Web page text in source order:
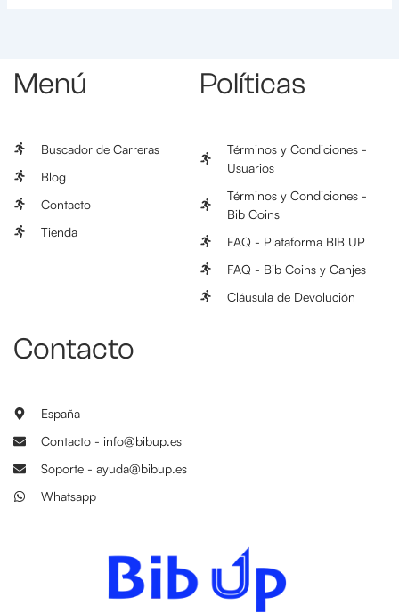
Menú
Buscador de Carreras
Blog
Contacto
Tienda
Políticas
Términos y Condiciones -
Usuarios
Términos y Condiciones -
Bib Coins
FAQ - Plataforma BIB UP
FAQ - Bib Coins y Canjes
Cláusula de Devolución
Contacto
España
Contacto - info@bibup.es
Soporte - ayuda@bibup.es
Whatsapp